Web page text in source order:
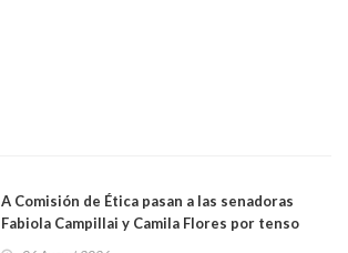
A Comisión de Ética pasan a las senadoras
Fabiola Campillai y Camila Flores por tenso